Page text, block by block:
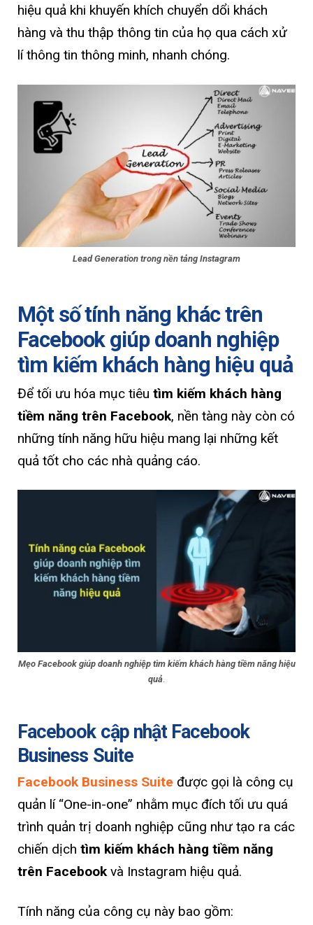
hiệu quả khi khuyến khích chuyển dổi khách
hàng và thu thập thông tin của họ qua cách xử
lí thông tin thông minh, nhanh chóng.
Lead Generation trong nền tảng Instagram
Một số tính năng khác trên
Facebook giúp doanh nghiệp
tìm kiếm khách hàng hiệu quả
Để tối ưu hóa mục tiêu tìm kiếm khách hàng
tiềm năng trên Facebook, nền tàng này còn có
những tính năng hữu hiệu mang lại những kết
quả tốt cho các nhà quảng cáo.
Mẹo Facebook giúp doanh nghiệp tìm kiếm khách hàng tiềm năng hiệu
quả.
Facebook cập nhật Facebook
Business Suite
Facebook Business Suite được gọi là công cụ
quản lí “One-in-one” nhằm mục đích tối ưu quá
trình quản trị doanh nghiệp cũng như tạo ra các
chiến dịch tìm kiếm khách hàng tiềm năng
trên Facebookvà Instagram hiệu quả.
Tính năng của công cụ này bao gồm: